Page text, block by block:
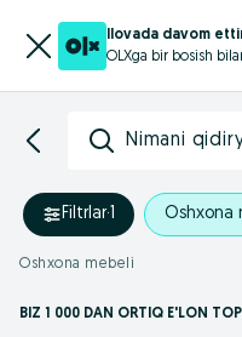
Ilovada davom
OLXga bir bosish
Nimani
Filtrlar·1 Oshxona
Oshxona mebeli
BIZ 1 000 DAN ORTIQ E'LON